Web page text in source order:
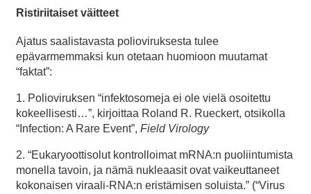
Ristiriitaiset väitteet
Ajatus saalistavasta polioviruksesta tulee
epävarmemmaksi kun otetaan huomioon muutamat
“faktat”:
1. Polioviruksen “infektosomeja ei ole vielä osoitettu
kokeellisesti…”, kirjoittaa Roland R. Rueckert, otsikolla
“Infection: A Rare Event”, Field Virology
2. “Eukaryoottisolut kontrolloimat mRNA:n puoliintumista
monella tavoin, ja nämä nukleaasit ovat vaikeuttaneet
kokonaisen viraali-RNA:n eristämisen soluista.” (“Virus